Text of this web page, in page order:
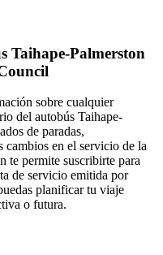
Taihape-Palmerston
sobre cualquier
del autobús Taihape-
de paradas,
cambios en el servicio de la
te permite suscribirte para
de servicio emitida por
planificar tu viaje
o futura.